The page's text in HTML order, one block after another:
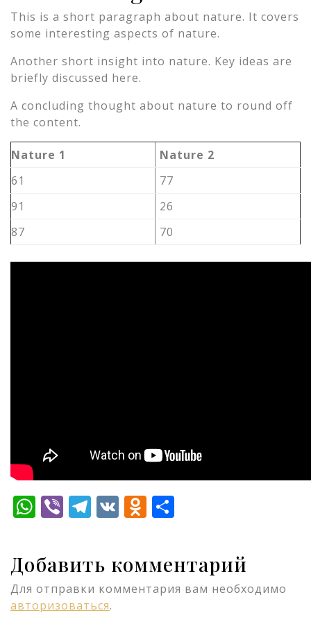
This is a short paragraph about nature. It covers
some interesting aspects of nature.
Another short insight into nature. Key ideas are
briefly discussed here.
A concluding thought about nature to round off
the content.
Nature 1
Nature 2
61
77
91
26
87
70
WhatsApp
ViberTelegram
VKOdnoklassniki
Добавить комментарий
Для отправки комментария вам необходимо
авторизоваться.